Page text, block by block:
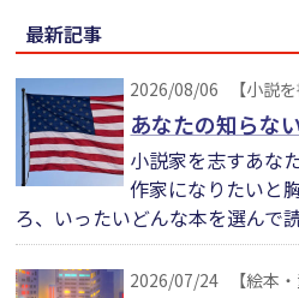
最新記事
2026/08/06 【小説
あなたの知らな
小説家を志すあな
作家になりたいと
ろ、いったいどんな本を選んで
2026/07/24 【絵本